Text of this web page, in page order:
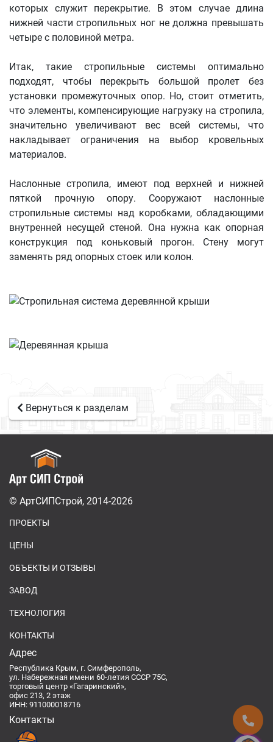
которых служит перекрытие. В этом случае длина
нижней части стропильных ног не должна превышать
четыре с половиной метра.
Итак, такие стропильные системы оптимально
подходят, чтобы перекрыть большой пролет без
установки промежуточных опор. Но, стоит отметить,
что элементы, компенсирующие нагрузку на стропила,
значительно увеличивают вес всей системы, что
накладывает ограничения на выбор кровельных
материалов.
Наслонные стропила, имеют под верхней и нижней
пяткой прочную опору. Сооружают наслонные
стропильные системы над коробками, обладающими
внутренней несущей стеной. Она нужна как опорная
конструкция под коньковый прогон. Стену могут
заменять ряд опорных стоек или колон.
Вернуться к разделам
© АртСИПСтрой, 2014-2026
ПРОЕКТЫ
ЦЕНЫ
ОБЪЕКТЫ И ОТЗЫВЫ
ЗАВОД
ТЕХНОЛОГИЯ
КОНТАКТЫ
Адрес
Республика Крым, г. Симферополь,
ул. Набережная имени 60-летия СССР 75С,
торговый центр «Гагаринский»,
офис 213, 2 этаж
ИНН: 911000018716
Контакты